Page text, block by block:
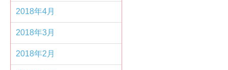
2018年4月
2018年3月
2018年2月